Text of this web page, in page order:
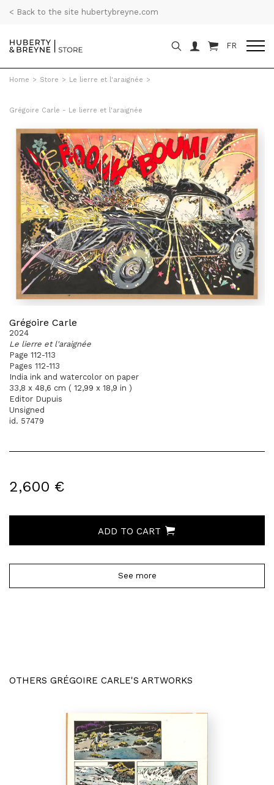
< Back to the site hubertybreyne.com
FR
Home > Store > Le lierre et l'araignée >
Grégoire Carle - Le lierre et l'araignée
Grégoire Carle
2024
Le lierre et l'araignée
Page 112-113
Pages 112-113
India ink and watercolor on paper
33,8 x 48,6 cm ( 12,99 x 18,9 in )
Editor Dupuis
Unsigned
id. 57479
2,600 €
ADD TO CART
See more
OTHERS GRÉGOIRE CARLE'S ARTWORKS